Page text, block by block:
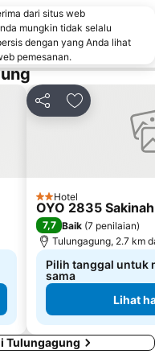
dari situs web
mungkin tidak selalu
dengan yang Anda lihat
pemesanan.
BagikanTambahkan
2 Bintang
Hotel
OYO 2835
7,7 Baik (7 penilaian)
Tulungagung, 2.7 km
Pilih tanggal untuk
sama
Lihat
Tulungagung